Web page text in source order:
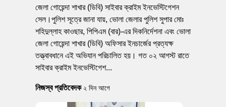
জেলা গোয়েন্দা শাখার (ডিবি) সাইবার ক্রাইম ইনভেস্টিগেশন
সেল।পুলিশ সূত্রে জানা যায়, ভোলা জেলার পুলিশ সুপার মোঃ
শহিদুল্লাহ কাওছার, পিপিএম (বার)-এর দিকনির্দেশনা এবং ভোলা
জেলা গোয়েন্দা শাখার (ডিবি) অফিসার ইনচার্জের প্রত্যক্ষ
তত্ত্বাবধানে এই অভিযান পরিচালিত হয়। গত ০২ আগস্ট রাতে
সাইবার ক্রাইম ইনভেস্টিগেশ...
নিজস্ব প্রতিবেদক ২ দিন আগে